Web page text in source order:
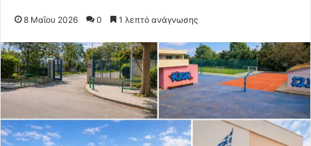
8 Μαΐου 2026 0 1 λεπτό ανάγνωσης